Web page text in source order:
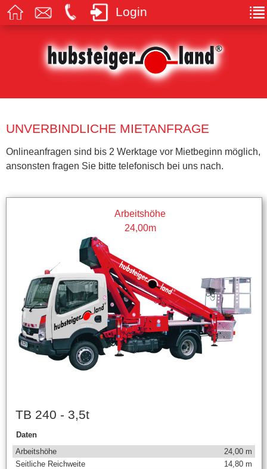
Login
UNVERBINDLICHE MIETANFRAGE
Onlineanfragen sind bis 2 Werktage vor Mietbeginn möglich,
ansonsten fragen Sie bitte telefonisch bei uns nach.
Arbeitshöhe
24,00m
TB 240 - 3,5t
Daten
Arbeitshöhe
24,00 m
Seitliche Reichweite
14,80 m